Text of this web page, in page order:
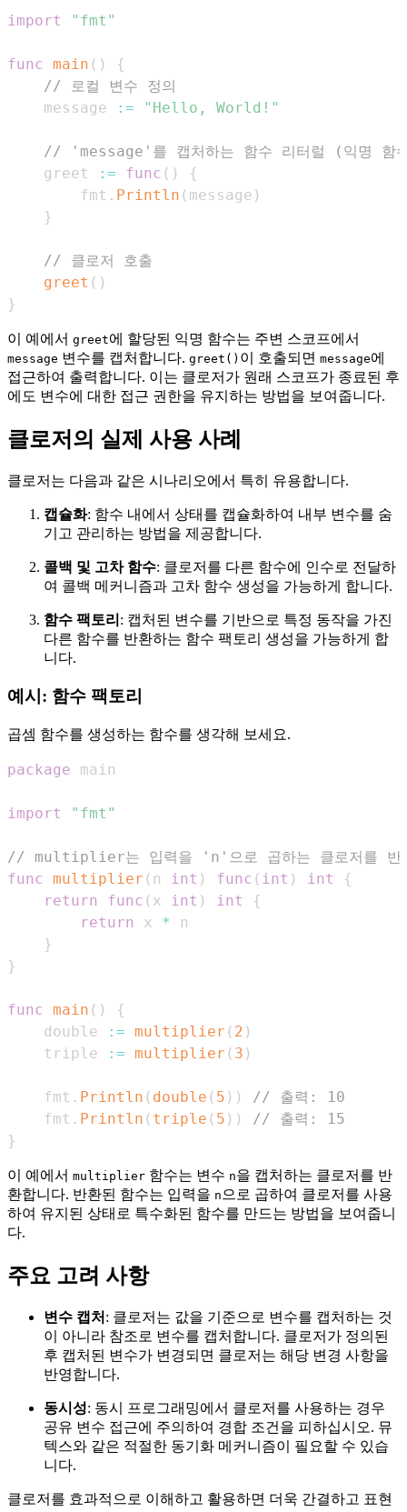
import "fmt"
func main ( )
{
// 로컬 변수 정의
    message
:= "Hello, World!"
// 'message'를 캡처하는 함수 리터럴 (익명 함
    greet
:= func ( )
{
        fmt
. Println ( message )
}
// 클로저 호출
greet ( )
}
이 예에서 greet에 할당된 익명 함수는 주변 스코프에서
message 변수를 캡처합니다. greet() 이 호출되면 message에
접근하여 출력합니다. 이는 클로저가 원래 스코프가 종료된 후
에도 변수에 대한 접근 권한을 유지하는 방법을 보여줍니다.
클로저의 실제 사용 사례
클로저는 다음과 같은 시나리오에서 특히 유용합니다.
캡슐화: 함수 내에서 상태를 캡슐화하여 내부 변수를 숨
기고 관리하는 방법을 제공합니다.
콜백 및 고차 함수: 클로저를 다른 함수에 인수로 전달하
여 콜백 메커니즘과 고차 함수 생성을 가능하게 합니다.
함수 팩토리 : 캡처된 변수를 기반으로 특정 동작을 가진
다른 함수를 반환하는 함수 팩토리 생성을 가능하게 합
니다.
예시: 함수 팩토리
곱셈 함수를 생성하는 함수를 생각해 보세요.
package
import "fmt"
// multiplier는 입력을 'n'으로 곱하는 클로저를 반
func multiplier ( n int ) func ( int ) int
{
return
func ( x int ) int
{
return
x *
}
}
func main ( )
{
    double
:= multiplier ( 2 )
    triple
:= multiplier ( 3 )
    fmt
. Println ( double ( 5 ) )
// 출력: 10
    fmt
. Println ( triple ( 5 ) )
// 출력: 15
}
이 예에서 multiplier 함수는 변수 n을 캡처하는 클로저를 반
환합니다. 반환된 함수는 입력을 n 으로 곱하여 클로저를 사용
하여 유지된 상태로 특수화된 함수를 만드는 방법을 보여줍니
다.
주요 고려 사항
변수 캡처 : 클로저는 값을 기준으로 변수를 캡처하는 것
이 아니라 참조로 변수를 캡처합니다. 클로저가 정의된
후 캡처된 변수가 변경되면 클로저는 해당 변경 사항을
반영합니다.
동시성: 동시 프로그래밍에서 클로저를 사용하는 경우
공유 변수 접근에 주의하여 경합 조건을 피하십시오. 뮤
텍스와 같은 적절한 동기화 메커니즘이 필요할 수 있습
니다.
클로저를 효과적으로 이해하고 활용하면 더욱 간결하고 표현